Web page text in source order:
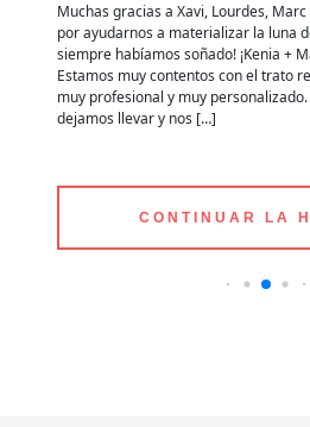
Muchas gracias a Xavi, Lourdes,
por ayudarnos a materializar la luna
siempre habíamos soñado! ¡Kenia +
Estamos muy contentos con el trato
muy profesional y muy
dejamos llevar y nos […]
CONTINUAR LA